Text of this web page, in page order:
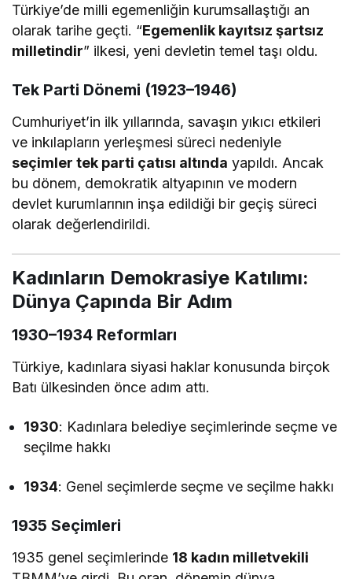
Türkiye’de milli egemenliğin kurumsallaştığı an
olarak tarihe geçti. “Egemenlik kayıtsız şartsız
milletindir” ilkesi, yeni devletin temel taşı oldu.
Tek Parti Dönemi (1923–1946)
Cumhuriyet’in ilk yıllarında, savaşın yıkıcı etkileri
ve inkılapların yerleşmesi süreci nedeniyle
seçimler tek parti çatısı altında yapıldı. Ancak
bu dönem, demokratik altyapının ve modern
devlet kurumlarının inşa edildiği bir geçiş süreci
olarak değerlendirildi.
Kadınların Demokrasiye Katılımı:
Dünya Çapında Bir Adım
1930–1934 Reformları
Türkiye, kadınlara siyasi haklar konusunda birçok
Batı ülkesinden önce adım attı.
1930: Kadınlara belediye seçimlerinde seçme ve
seçilme hakkı
1934: Genel seçimlerde seçme ve seçilme hakkı
1935 Seçimleri
1935 genel seçimlerinde 18 kadın milletvekili